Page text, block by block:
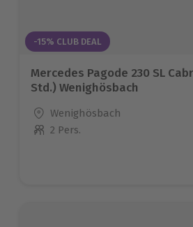
-15% CLUB DEAL
Mercedes Pagode 230 SL
Std.) Wenighösbach
Standort
Wenighösbach
Anzahl der Teilnehmer
2 Pers.